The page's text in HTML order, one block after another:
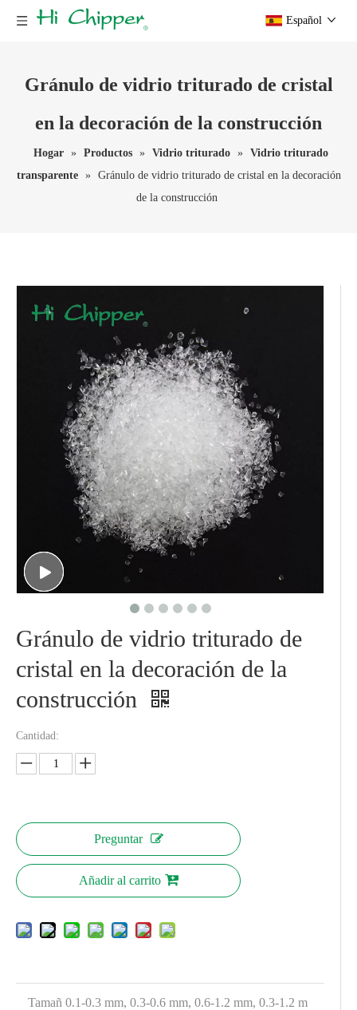
Español
Gránulo de vidrio triturado de cristal
en la decoración de la construcción
Hogar » Productos » Vidrio triturado » Vidrio triturado
transparente
» Gránulo de vidrio triturado de cristal en la decoración
de la construcción
Gránulo de vidrio triturado de
cristal en la decoración de la
construcción
Cantidad:
Preguntar
Añadir al carrito
Tamañ 0.1-0.3 mm, 0.3-0.6 mm, 0.6-1.2 mm, 0.3-1.2 m